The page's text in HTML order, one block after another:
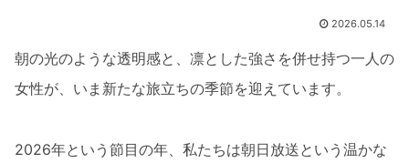
2026.05.14
朝の光のような透明感と、凛とした強さを併せ持つ一人の
女性が、いま新たな旅立ちの季節を迎えています。
2026年という節目の年、私たちは朝日放送という温かな